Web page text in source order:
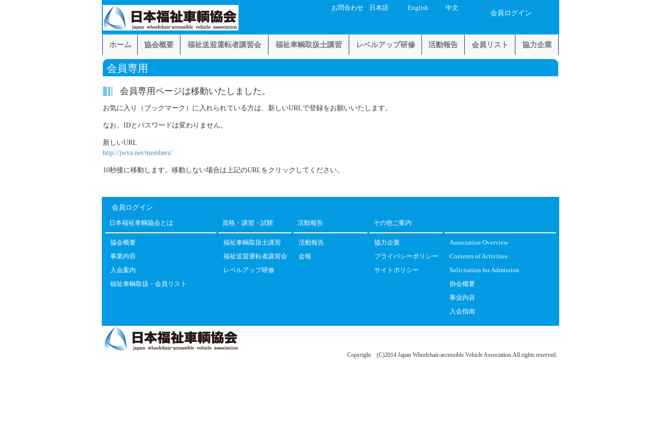
お問合わせ 日本語 English 中文
会員ログイン
ホーム 協会概要 福祉送迎運転者講習会 福祉車輌取扱士講習 レベルアップ研修 活動報告 会員リスト 協力企業
会員専用
会員専用ページは移動いたしました。
お気に入り（ブックマーク）に入れられている方は、新しいURLで登録をお願いいたします。
なお、IDとパスワードは変わりません。
新しいURL
http://jwva.net/members/
10秒後に移動します。移動しない場合は上記のURLをクリックしてください。
会員ログイン
日本福祉車輌協会とは
協会概要
事業内容
入会案内
福祉車輌取扱・会員リスト
資格・講習・試験
福祉車輌取扱士講習
福祉送迎運転者講習会
レベルアップ研修
活動報告
活動報告
会報
その他ご案内
協力企業
プライバシーポリシー
サイトポリシー
Association Overview
Contents of Activities
Solicitation for Admission
协会概要
事业内容
入会指南
Copyright (C)2014 Japan Wheelchair-accessible Vehicle Association.All rights reserved.